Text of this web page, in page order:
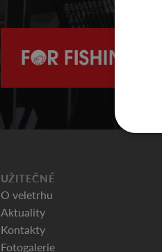
UŽITEČNÉ
O veletrhu
Aktuality
Kontakty
Fotogalerie